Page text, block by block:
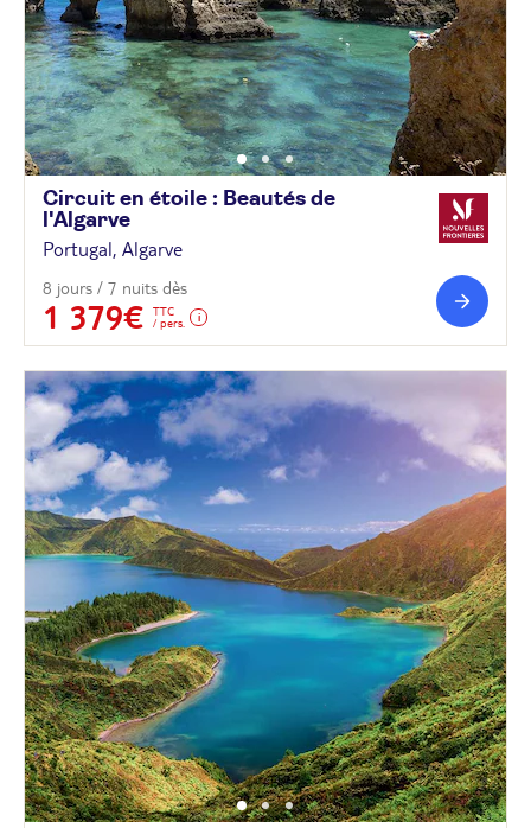
Circuit en étoile : Beautés de
l'Algarve
Portugal, Algarve
8 jours / 7 nuits dès
1 379€
TTC
/ pers.